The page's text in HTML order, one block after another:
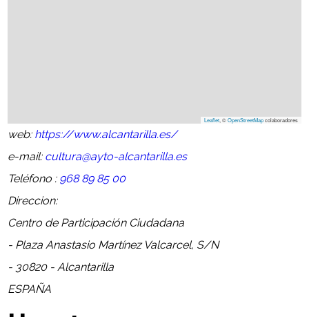
Leaflet, ©OpenStreetMapcolaboradores
web: https://www.alcantarilla.es/
e-mail: cultura@ayto-alcantarilla.es
Teléfono : 968 89 85 00
Direccion:
Centro de Participación Ciudadana
- Plaza Anastasio Martínez Valcarcel, S/N
- 30820 - Alcantarilla
ESPAÑA